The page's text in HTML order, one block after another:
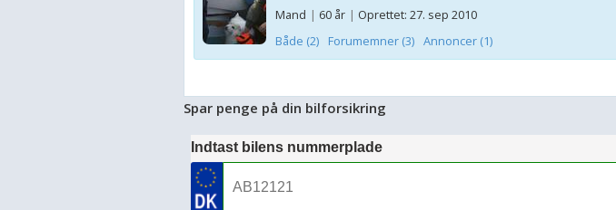
Mand | 60 år | Oprettet: 27. sep 2010
Både (2)
Forumemner (3) Annoncer (1)
Spar penge på din bilforsikring